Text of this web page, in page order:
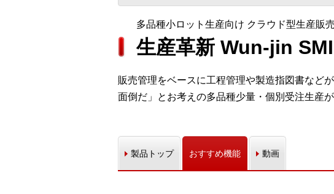
多品種小ロット生産向け クラウド型生産販
生産革新 Wun-jin
販売管理をベースに工程管理や製造指図書など
面倒だ」とお考えの多品種少量・個別受注生産
製品トップ おすすめ機能 動画